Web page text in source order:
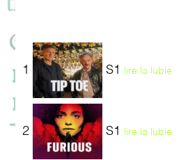
1 S1 lire la lubie
2 S1 lire la lubie